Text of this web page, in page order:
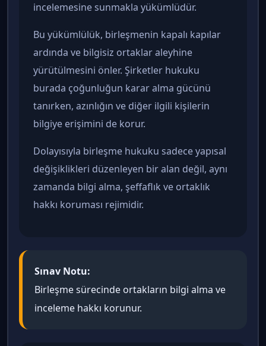
incelemesine sunmakla yükümlüdür.
Bu yükümlülük, birleşmenin kapalı kapılar
ardında ve bilgisiz ortaklar aleyhine
yürütülmesini önler. Şirketler hukuku
burada çoğunluğun karar alma gücünü
tanırken, azınlığın ve diğer ilgili kişilerin
bilgiye erişimini de korur.
Dolayısıyla birleşme hukuku sadece yapısal
değişiklikleri düzenleyen bir alan değil, aynı
zamanda bilgi alma, şeffaflık ve ortaklık
hakkı koruması rejimidir.
Sınav Notu:
Birleşme sürecinde ortakların bilgi alma ve
inceleme hakkı korunur.